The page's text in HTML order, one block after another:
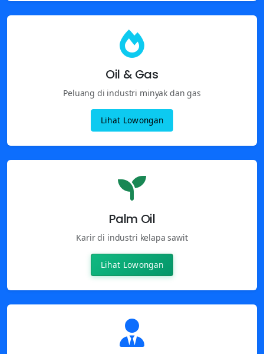
Oil & Gas
Peluang di industri minyak dan gas
Lihat Lowongan
Palm Oil
Karir di industri kelapa sawit
Lihat Lowongan